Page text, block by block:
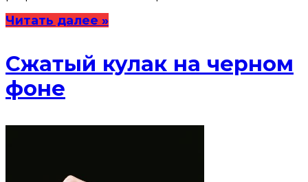
Читать далее »
Сжатый кулак на черном
фоне